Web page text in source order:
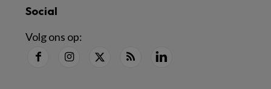
Social
Volg ons op: